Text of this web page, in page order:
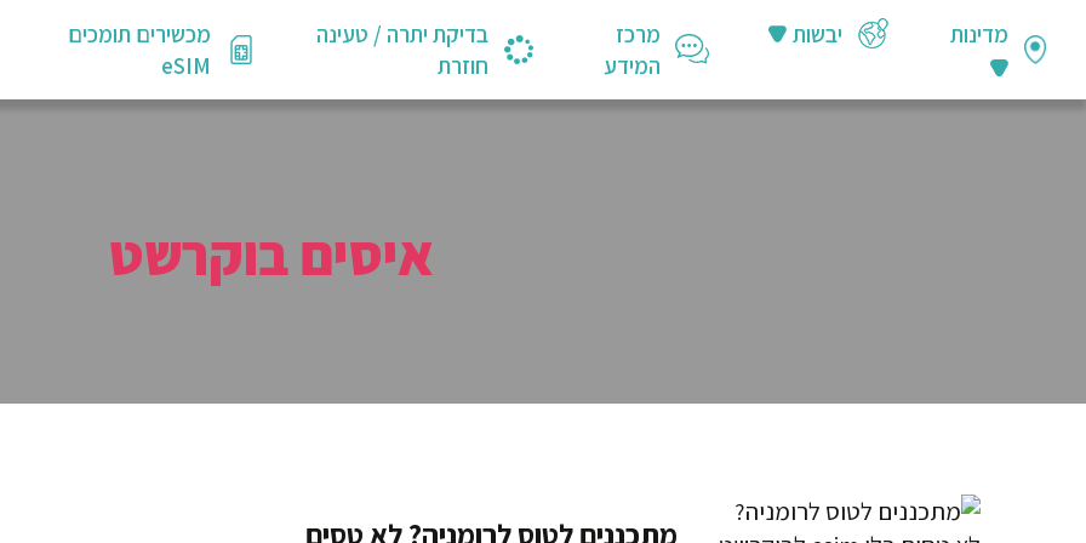
מדינות יבשות
מרכז
המידע
בדיקת יתרה / טעינה
חוזרת
מכשירים תומכים
eSIM
איסים בוקרשט
מתכננים לטוס לרומניה? לא טסים